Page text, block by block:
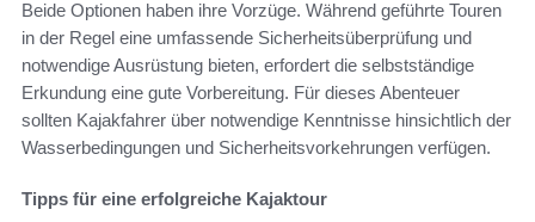
Beide Optionen haben ihre Vorzüge. Während geführte Touren
in der Regel eine umfassende Sicherheitsüberprüfung und
notwendige Ausrüstung bieten, erfordert die selbstständige
Erkundung eine gute Vorbereitung. Für dieses Abenteuer
sollten Kajakfahrer über notwendige Kenntnisse hinsichtlich der
Wasserbedingungen und Sicherheitsvorkehrungen verfügen.
Tipps für eine erfolgreiche Kajaktour